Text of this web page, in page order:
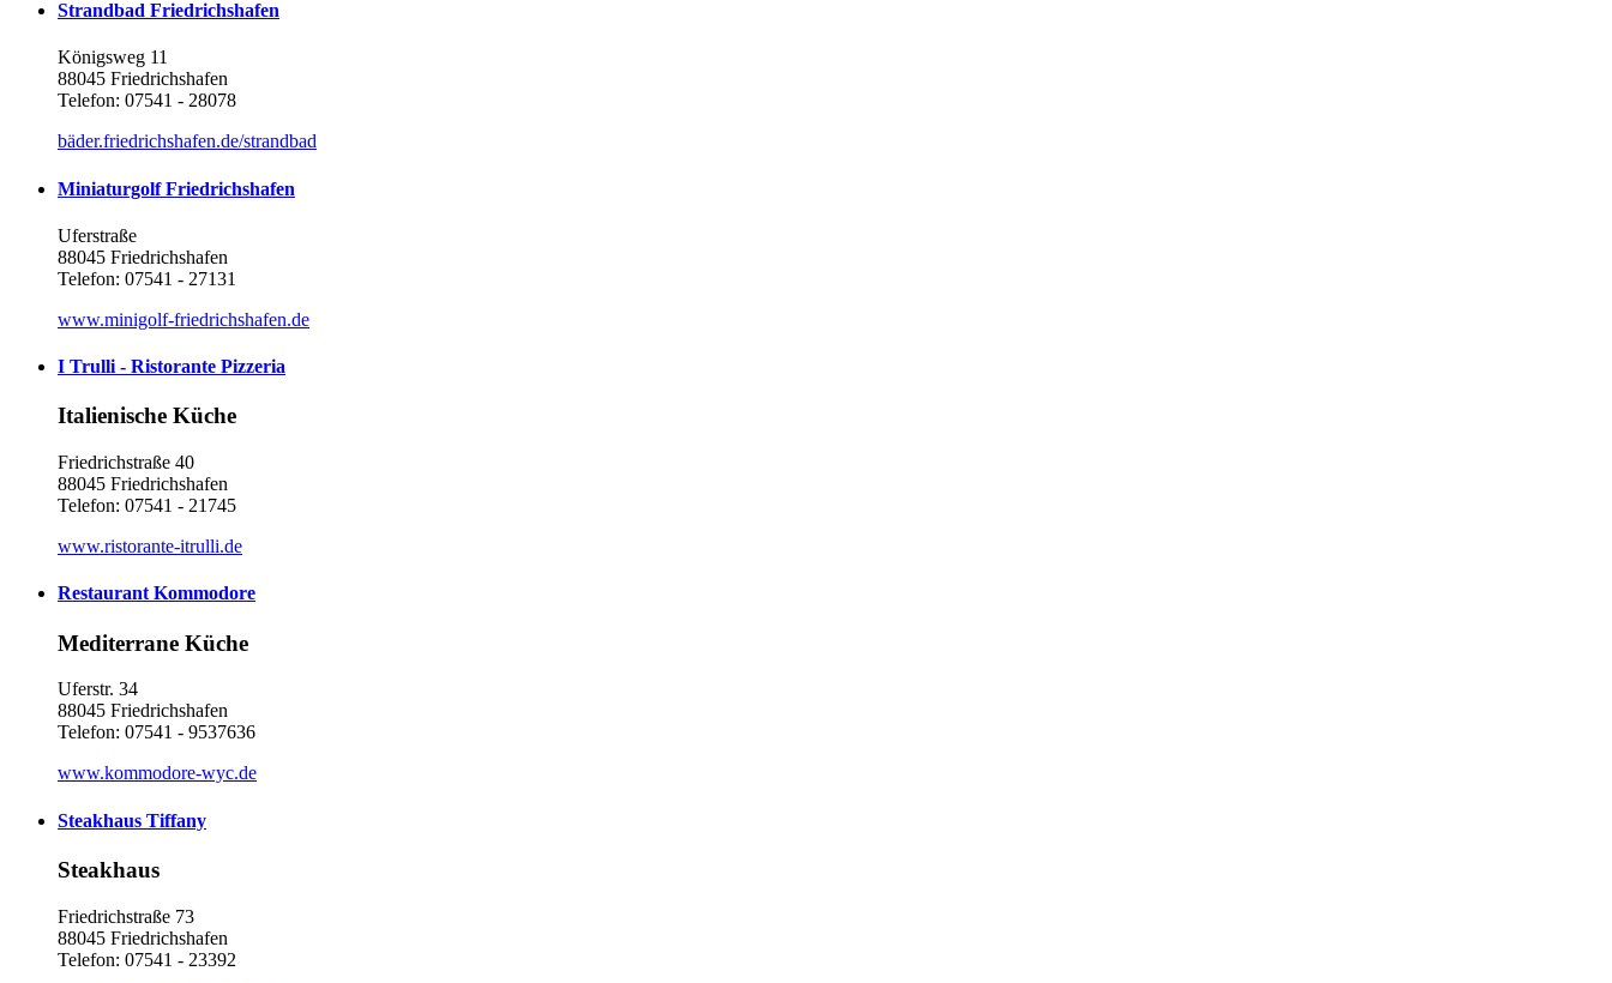
Strandbad Friedrichshafen
Königsweg 11
88045 Friedrichshafen
Telefon: 07541 - 28078
bäder.friedrichshafen.de/strandbad
Miniaturgolf Friedrichshafen
Uferstraße
88045 Friedrichshafen
Telefon: 07541 - 27131
www.minigolf-friedrichshafen.de
I Trulli - Ristorante Pizzeria
Italienische Küche
Friedrichstraße 40
88045 Friedrichshafen
Telefon: 07541 - 21745
www.ristorante-itrulli.de
Restaurant Kommodore
Mediterrane Küche
Uferstr. 34
88045 Friedrichshafen
Telefon: 07541 - 9537636
www.kommodore-wyc.de
Steakhaus Tiffany
Steakhaus
Friedrichstraße 73
88045 Friedrichshafen
Telefon: 07541 - 23392